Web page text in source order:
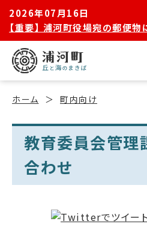
2026年07月16日
【重要】 浦河町役場宛の郵便物
ホーム 町内向け
教育委員会管理
合わせ